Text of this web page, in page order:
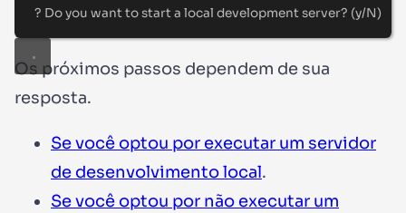
? Do you want to start a local development server? (y/N)
Os próximos passos dependem de sua
resposta.
Se você optou por executar um servidor
de desenvolvimento local.
Se você optou por não executar um